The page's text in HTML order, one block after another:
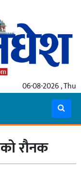
06-08-2026 , Thu
रौनक